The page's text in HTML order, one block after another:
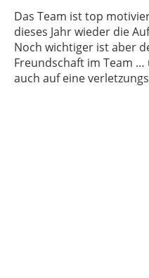
Das Team ist top
dieses Jahr wieder die
Noch wichtiger ist aber
Freundschaft im Team
auch auf eine